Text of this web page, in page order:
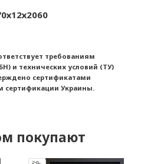
требованиям
и технических условий (ТУ)
сертификатами
сертификации Украины.
покупают